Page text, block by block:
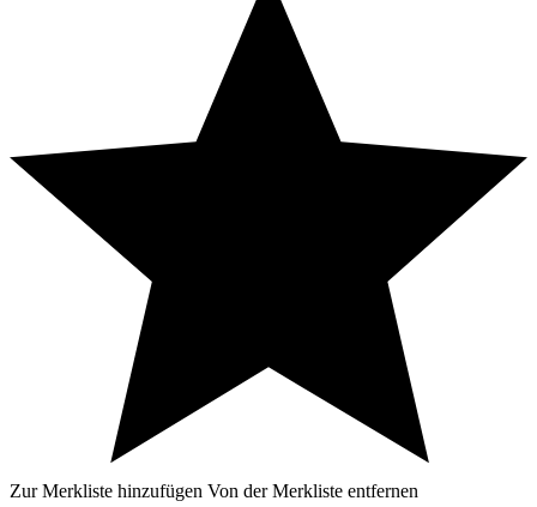
Zur Merkliste hinzufügen Von der Merkliste entfernen